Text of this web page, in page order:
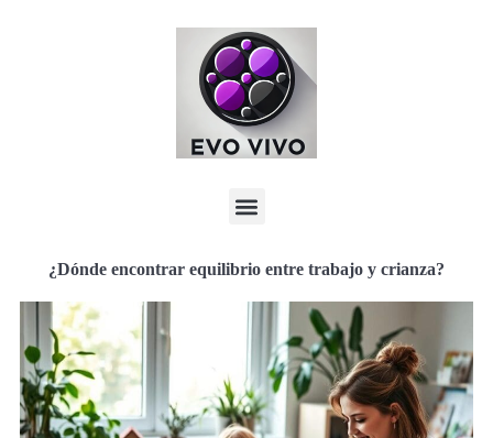
¿Dónde encontrar equilibrio entre trabajo y crianza?